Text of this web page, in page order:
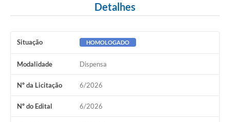
Detalhes
Situação HOMOLOGADO
Modalidade Dispensa
Nº da Licitação 6/2026
Nº do Edital 6/2026